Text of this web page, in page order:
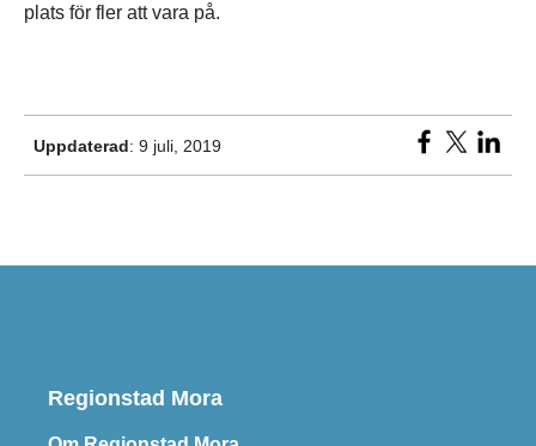
plats för fler att vara på.
Uppdaterad: 9 juli, 2019
Regionstad Mora